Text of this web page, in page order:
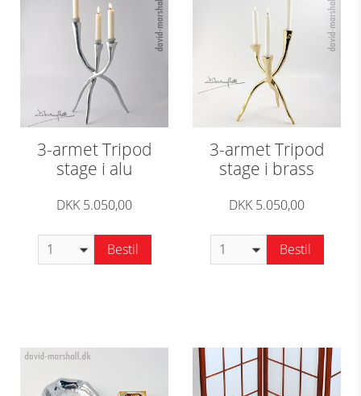
3-armet Tripod
stage i alu
DKK 5.050,00
Bestil
3-armet Tripod
stage i brass
DKK 5.050,00
Bestil